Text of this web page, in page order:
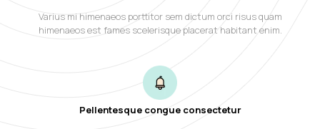
Varius mi himenaeos porttitor sem dictum orci risus quam
himenaeos est fames scelerisque placerat habitant enim.
Pellentesque congue consectetur